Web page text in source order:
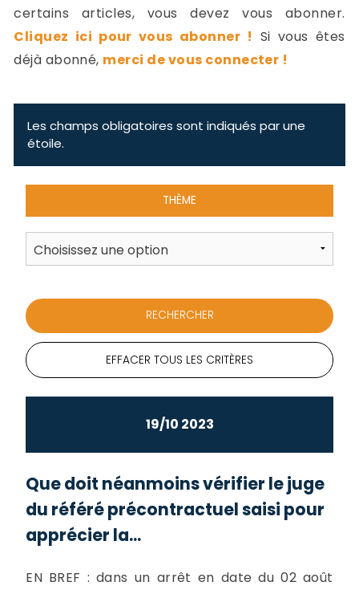
certains articles, vous devez vous abonner.
Cliquez ici pour vous abonner ! Si vous êtes
déjà abonné, merci de vous connecter !
Les champs obligatoires sont indiqués par une
étoile.
THÈME
EFFACER TOUS LES CRITÈRES
19/10 2023
Que doit néanmoins vérifier le juge
du référé précontractuel saisi pour
apprécier la...
EN BREF : dans un arrêt en date du 02 août